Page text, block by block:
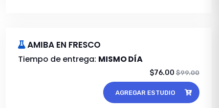
AMIBA EN FRESCO
Tiempo de entrega: MISMO DÍA
$76.00 $99.00
AGREGAR ESTUDIO